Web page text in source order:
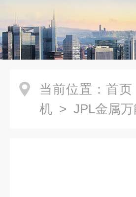
当前位置： 首页
机 > JPL金属